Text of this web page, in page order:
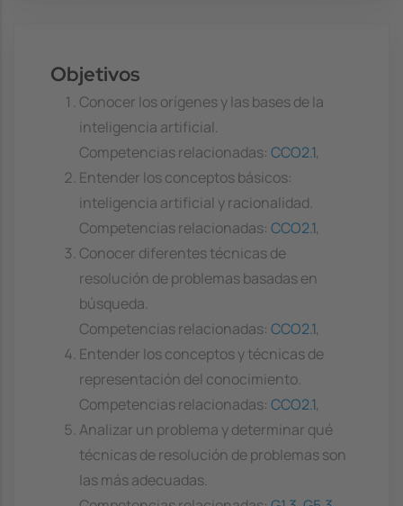
Objetivos
Conocer los orígenes y las bases de la
inteligencia artificial.
Competencias relacionadas: CCO2.1,
Entender los conceptos básicos:
inteligencia artificial y racionalidad.
Competencias relacionadas: CCO2.1,
Conocer diferentes técnicas de
resolución de problemas basadas en
búsqueda.
Competencias relacionadas: CCO2.1,
Entender los conceptos y técnicas de
representación del conocimiento.
Competencias relacionadas: CCO2.1,
Analizar un problema y determinar qué
técnicas de resolución de problemas son
las más adecuadas.